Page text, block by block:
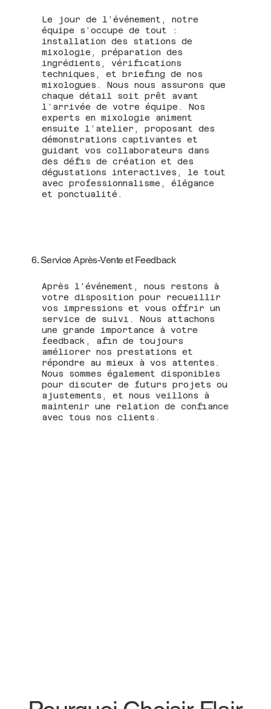
Le jour de l’événement, notre
équipe s’occupe de tout :
installation des stations de
mixologie, préparation des
ingrédients, vérifications
techniques, et briefing de nos
mixologues. Nous nous assurons que
chaque détail soit prêt avant
l’arrivée de votre équipe. Nos
experts en mixologie animent
ensuite l’atelier, proposant des
démonstrations captivantes et
guidant vos collaborateurs dans
des défis de création et des
dégustations interactives, le tout
avec professionnalisme, élégance
et ponctualité.
6. Service Après-Vente et Feedback
Après l'événement, nous restons à
votre disposition pour recueillir
vos impressions et vous offrir un
service de suivi. Nous attachons
une grande importance à votre
feedback, afin de toujours
améliorer nos prestations et
répondre au mieux à vos attentes.
Nous sommes également disponibles
pour discuter de futurs projets ou
ajustements, et nous veillons à
maintenir une relation de confiance
avec tous nos clients.